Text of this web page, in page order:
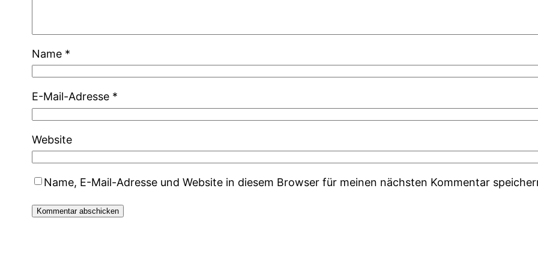
Name *
E-Mail-Adresse *
Website
Name, E-Mail-Adresse und Website in diesem Browser für meinen nächsten Kommentar